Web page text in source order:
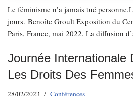
Le féminisme n’a jamais tué
jours. Benoîte Groult Exposition du
Paris, France, mai 2022. La diffusion
Journée Internationale
Les Droits Des
28/02/2023 Conférences